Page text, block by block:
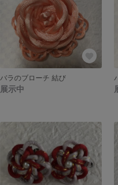
バラのブローチ 結び
展示中